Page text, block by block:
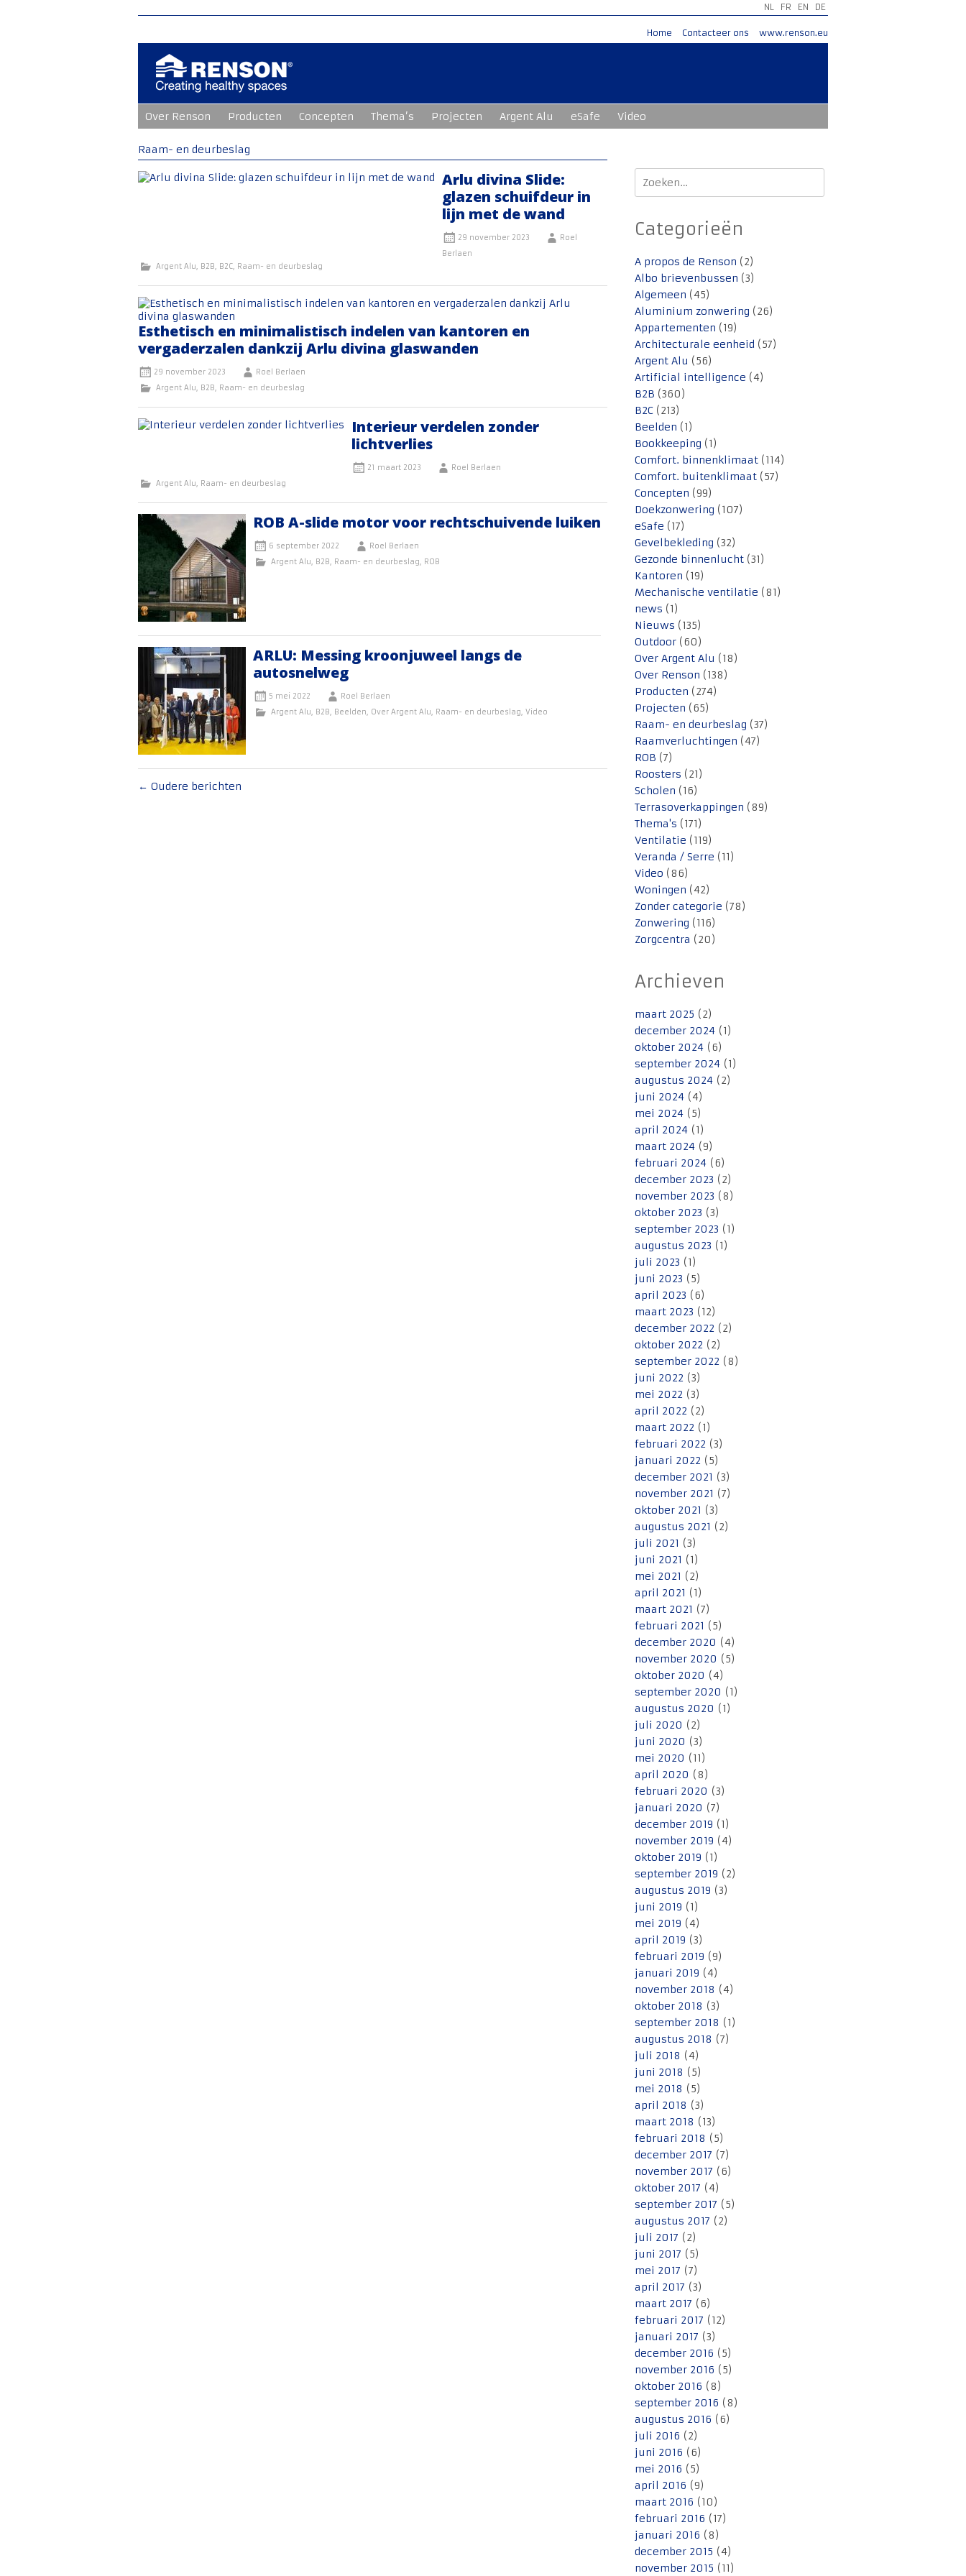
NL FR EN DE
Home Contacteer ons www.renson.eu
naar
de
Over Renson Producten Concepten Thema’s Projecten Argent Alu eSafe Video
Raam- en deurbeslag
Arlu divina Slide:
glazen schuifdeur in
lijn met de wand
29 november 2023
Roel
Berlaen
Argent Alu, B2B, B2C, Raam- en deurbeslag
Esthetisch en minimalistisch indelen van kantoren en
vergaderzalen dankzij Arlu divina glaswanden
29 november 2023
Roel Berlaen
Argent Alu, B2B, Raam- en deurbeslag
Interieur verdelen zonder
lichtverlies
21 maart 2023
Roel Berlaen
Argent Alu, Raam- en deurbeslag
ROB A-slide motor voor rechtschuivende luiken
6 september 2022
Roel Berlaen
Argent Alu, B2B, Raam- en deurbeslag, ROB
ARLU: Messing kroonjuweel langs de
autosnelweg
5 mei 2022
Roel Berlaen
Argent Alu, B2B, Beelden, Over Argent Alu, Raam- en deurbeslag, Video
Berichten
← Oudere berichten
Zoeken
naar:
Categorieën
A propos de Renson (2)
Albo brievenbussen (3)
Algemeen (45)
Aluminium zonwering (26)
Appartementen (19)
Architecturale eenheid (57)
Argent Alu (56)
Artificial intelligence (4)
B2B (360)
B2C (213)
Beelden (1)
Bookkeeping (1)
Comfort. binnenklimaat (114)
Comfort. buitenklimaat (57)
Concepten (99)
Doekzonwering (107)
eSafe (17)
Gevelbekleding (32)
Gezonde binnenlucht (31)
Kantoren (19)
Mechanische ventilatie (81)
news (1)
Nieuws (135)
Outdoor (60)
Over Argent Alu (18)
Over Renson (138)
Producten (274)
Projecten (65)
Raam- en deurbeslag (37)
Raamverluchtingen (47)
ROB (7)
Roosters (21)
Scholen (16)
Terrasoverkappingen (89)
Thema's (171)
Ventilatie (119)
Veranda / Serre (11)
Video (86)
Woningen (42)
Zonder categorie (78)
Zonwering (116)
Zorgcentra (20)
Archieven
maart 2025 (2)
december 2024 (1)
oktober 2024 (6)
september 2024 (1)
augustus 2024 (2)
juni 2024 (4)
mei 2024 (5)
april 2024 (1)
maart 2024 (9)
februari 2024 (6)
december 2023 (2)
november 2023 (8)
oktober 2023 (3)
september 2023 (1)
augustus 2023 (1)
juli 2023 (1)
juni 2023 (5)
april 2023 (6)
maart 2023 (12)
december 2022 (2)
oktober 2022 (2)
september 2022 (8)
juni 2022 (3)
mei 2022 (3)
april 2022 (2)
maart 2022 (1)
februari 2022 (3)
januari 2022 (5)
december 2021 (3)
november 2021 (7)
oktober 2021 (3)
augustus 2021 (2)
juli 2021 (3)
juni 2021 (1)
mei 2021 (2)
april 2021 (1)
maart 2021 (7)
februari 2021 (5)
december 2020 (4)
november 2020 (5)
oktober 2020 (4)
september 2020 (1)
augustus 2020 (1)
juli 2020 (2)
juni 2020 (3)
mei 2020 (11)
april 2020 (8)
februari 2020 (3)
januari 2020 (7)
december 2019 (1)
november 2019 (4)
oktober 2019 (1)
september 2019 (2)
augustus 2019 (3)
juni 2019 (1)
mei 2019 (4)
april 2019 (3)
februari 2019 (9)
januari 2019 (4)
november 2018 (4)
oktober 2018 (3)
september 2018 (1)
augustus 2018 (7)
juli 2018 (4)
juni 2018 (5)
mei 2018 (5)
april 2018 (3)
maart 2018 (13)
februari 2018 (5)
december 2017 (7)
november 2017 (6)
oktober 2017 (4)
september 2017 (5)
augustus 2017 (2)
juli 2017 (2)
juni 2017 (5)
mei 2017 (7)
april 2017 (3)
maart 2017 (6)
februari 2017 (12)
januari 2017 (3)
december 2016 (5)
november 2016 (5)
oktober 2016 (8)
september 2016 (8)
augustus 2016 (6)
juli 2016 (2)
juni 2016 (6)
mei 2016 (5)
april 2016 (9)
maart 2016 (10)
februari 2016 (17)
januari 2016 (8)
december 2015 (4)
november 2015 (11)